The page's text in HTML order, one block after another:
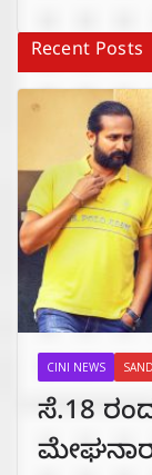
Recent Posts
CINI NEWS
ಸೆ.18